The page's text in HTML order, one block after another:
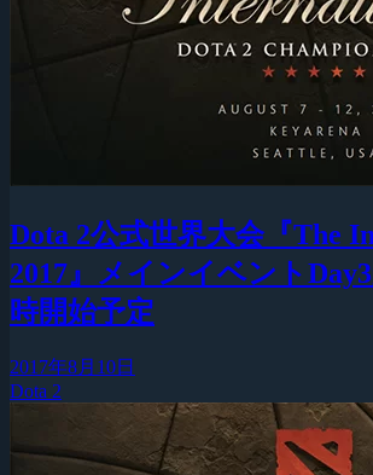
Dota 2公式世界大会『The
2017』メインイベント
時開始予定
2017年8月10日
Dota 2